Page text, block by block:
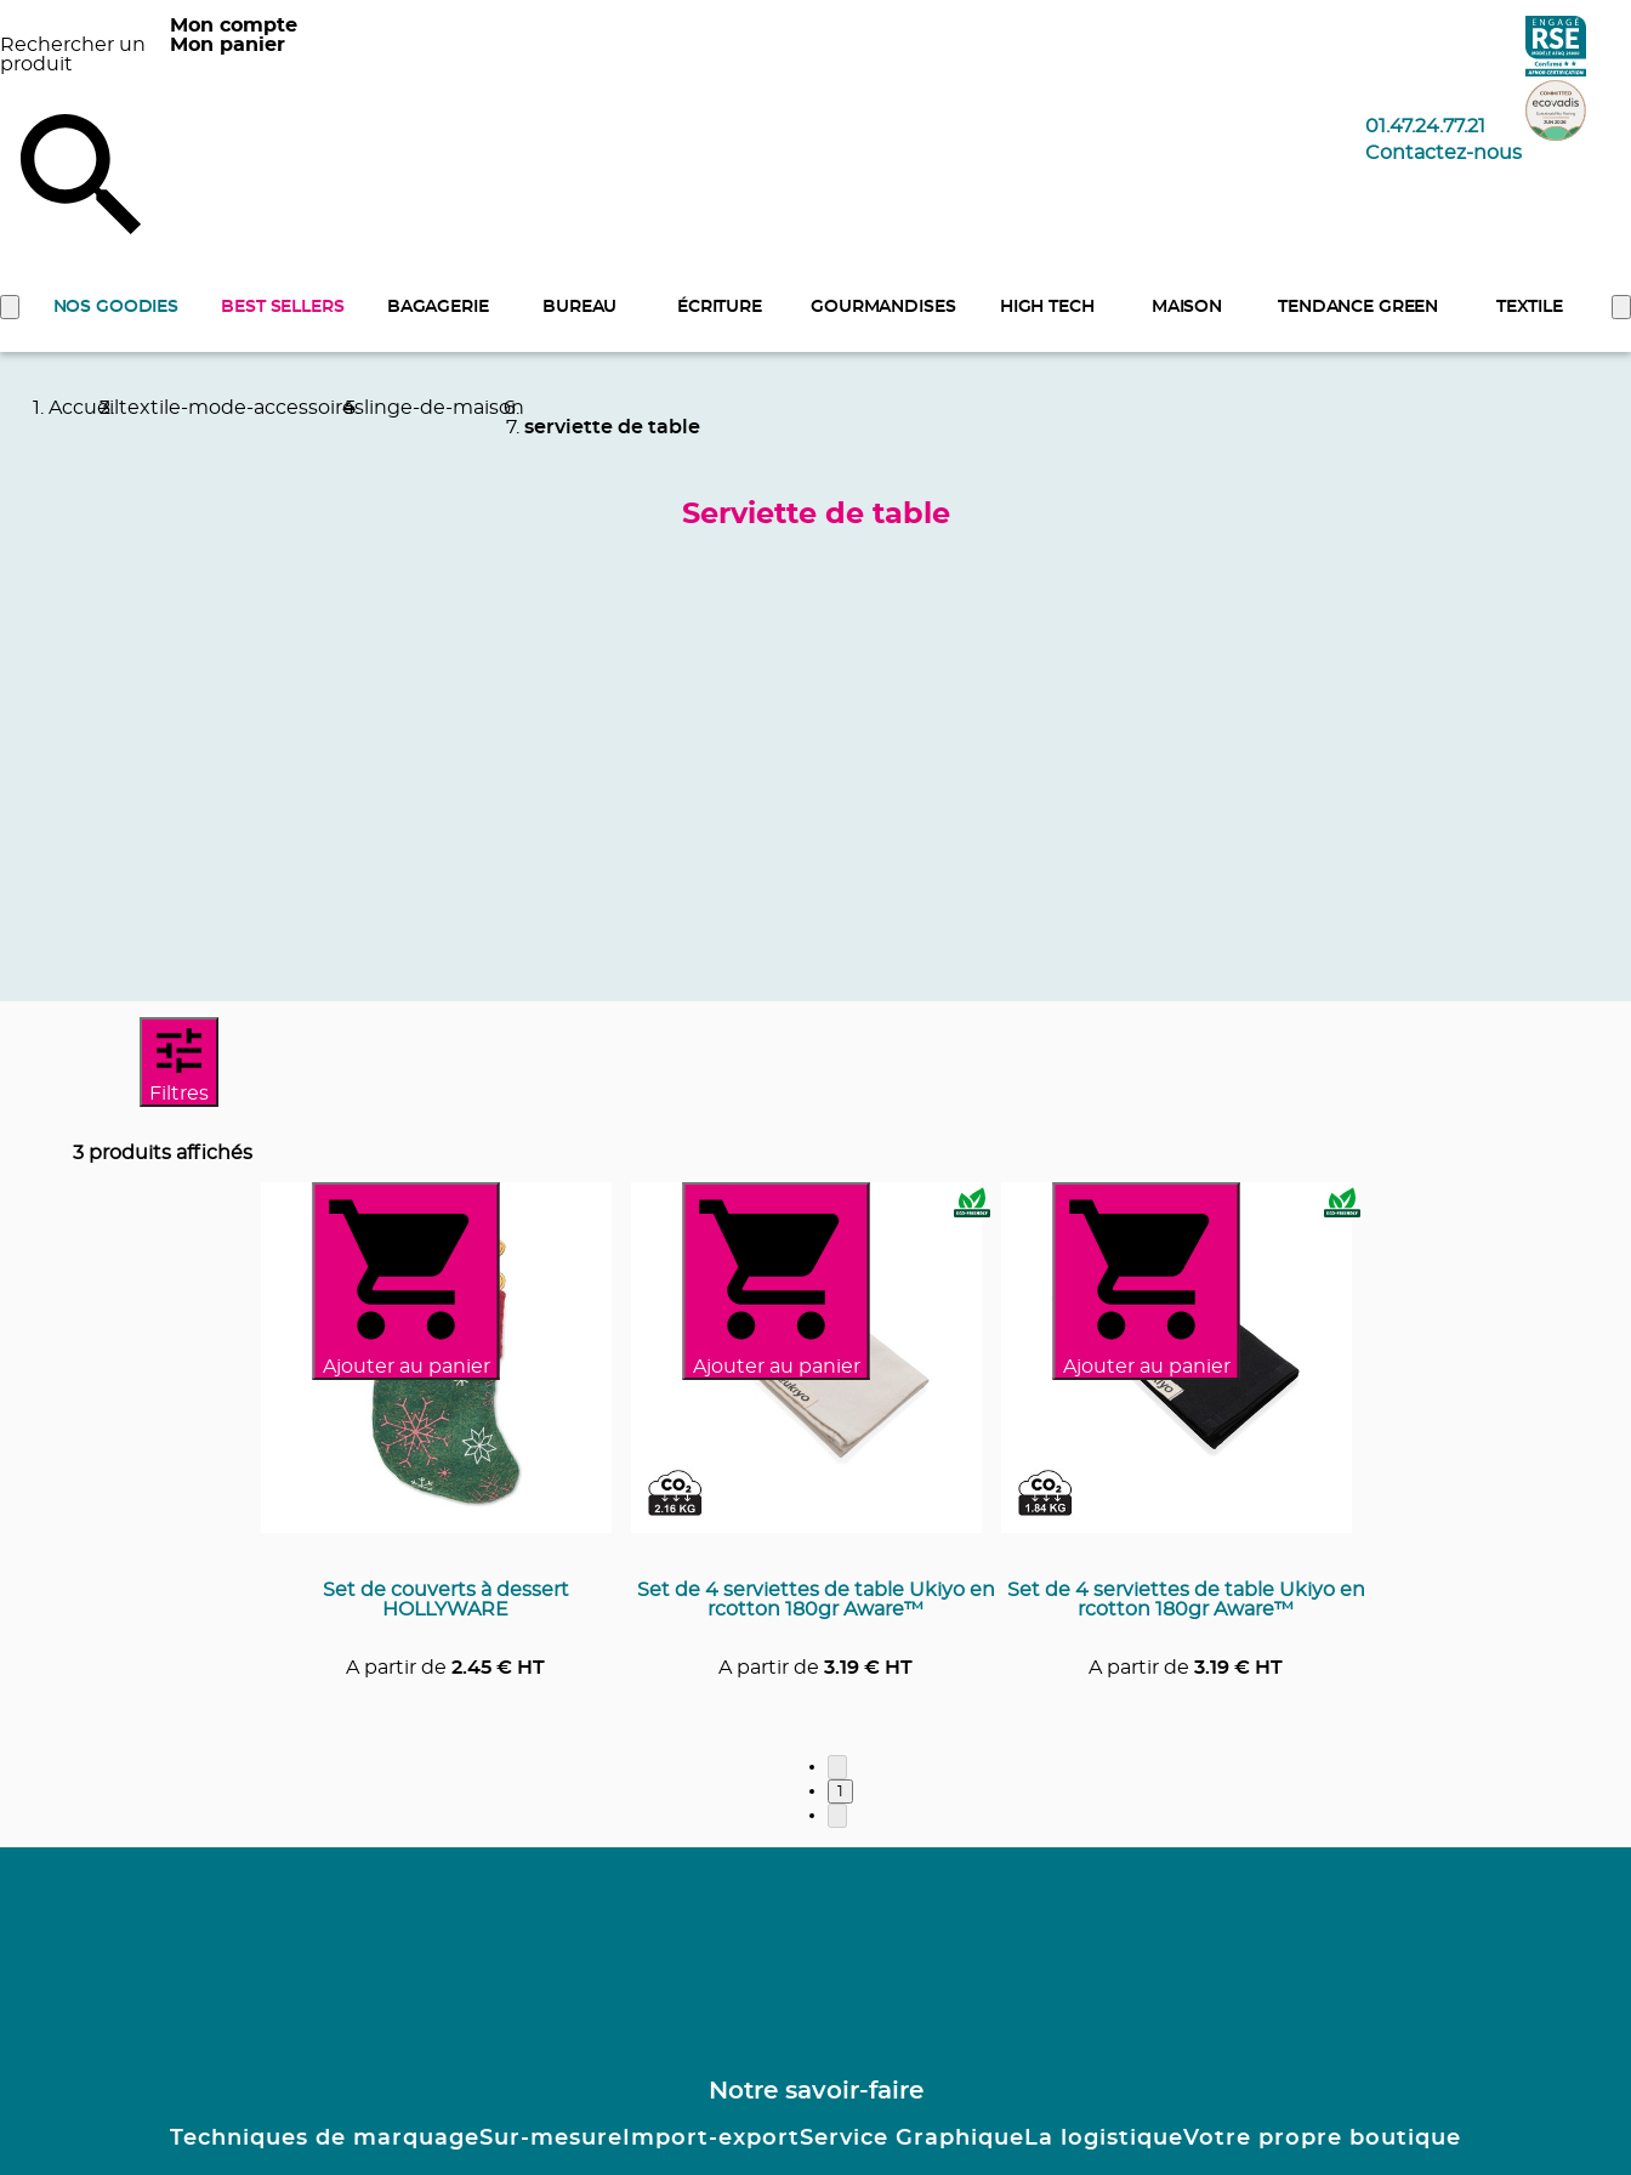
Rechercher un
produit
Mon compte
Mon panier
01.47.24.77.21
Contactez-nous
NOS GOODIES BEST SELLERS BAGAGERIE BUREAU ÉCRITURE GOURMANDISES HIGH TECH MAISON TENDANCE GREEN TEXTILE
Accueil textile-mode-accessoires linge-de-maison
serviette de table
Serviette de table
Filtres
3 produits affichés
Ajouter au panier
Set de couverts à dessert
HOLLYWARE
A partir de 2.45 € HT
Ajouter au panier
Set de 4 serviettes de table Ukiyo en
rcotton 180gr Aware™
A partir de 3.19 € HT
Ajouter au panier
Set de 4 serviettes de table Ukiyo en
rcotton 180gr Aware™
A partir de 3.19 € HT
1
Notre savoir-faire
Techniques de marquageSur-mesure Import-exportService Graphique La logistiqueVotre propre boutique